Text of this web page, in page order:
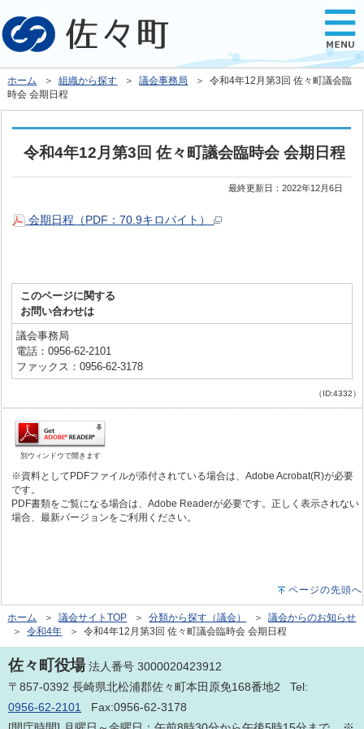
ホーム ＞組織から探す ＞議会事務局
＞ 令和4年12月第3回 佐々町議会臨
時会 会期日程
令和4年12月第3回 佐々町議会臨時会 会期日程
最終更新日：2022年12月6日
会期日程（PDF：70.9キロバイト）
このページに関する
お問い合わせは
議会事務局
電話：0956-62-2101
ファックス：0956-62-3178
（ID:4332）
別ウィンドウで開きます
※資料としてPDFファイルが添付されている場合は、Adobe Acrobat(R)が必要
です。
PDF書類をご覧になる場合は、Adobe Readerが必要です。正しく表示されない
場合、最新バージョンをご利用ください。
ページの先頭へ
ホーム ＞議会サイトTOP ＞分類から探す（議会） ＞議会からのお知らせ
＞令和4年 ＞ 令和4年12月第3回 佐々町議会臨時会 会期日程
佐々町役場法人番号 3000020423912
〒857-0392 長崎県北松浦郡佐々町本田原免168番地2 Tel:
0956-62-2101
Fax:0956-62-3178